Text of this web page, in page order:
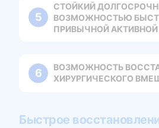
СТОЙКИЙ
ВОЗМОЖНОСТЬЮ
ПРИВЫЧНОЙ
ВОЗМОЖНОСТЬ
ХИРУРГИЧЕСКОГО
Быстрое